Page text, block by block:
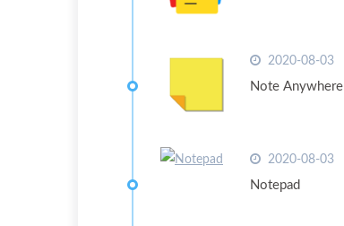
2020-08-03
Note Anywhere
2020-08-03
Notepad